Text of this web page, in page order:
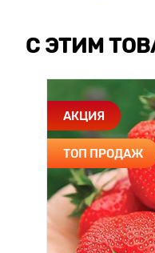
С ЭТИМ
АКЦИЯ
ТОП ПРОДАЖ